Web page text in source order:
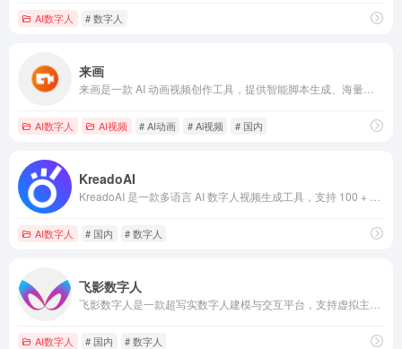
AI数字人 # 数字人
来画
AI数字人 AI视频 # AI动画 # Ai视频 # 国内
KreadoAI
AI数字人 # 国内 # 数字人
飞影数字人
AI数字人 # 国内 # 数字人